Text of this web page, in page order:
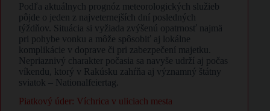
Podľa aktuálnych prognóz meteorologických služieb
pôjde o jeden z najveternejších dní posledných
týždňov. Situácia si vyžiada zvýšenú opatrnosť najmä
pri pohybe vonku a môže spôsobiť aj lokálne
komplikácie v doprave či pri zabezpečení majetku.
Nepriaznivý charakter počasia sa navyše udrží aj počas
víkendu, ktorý v Rakúsku zahŕňa aj významný štátny
sviatok – Nationalfeiertag.
Piatkový úder: Víchrica v uliciach mesta